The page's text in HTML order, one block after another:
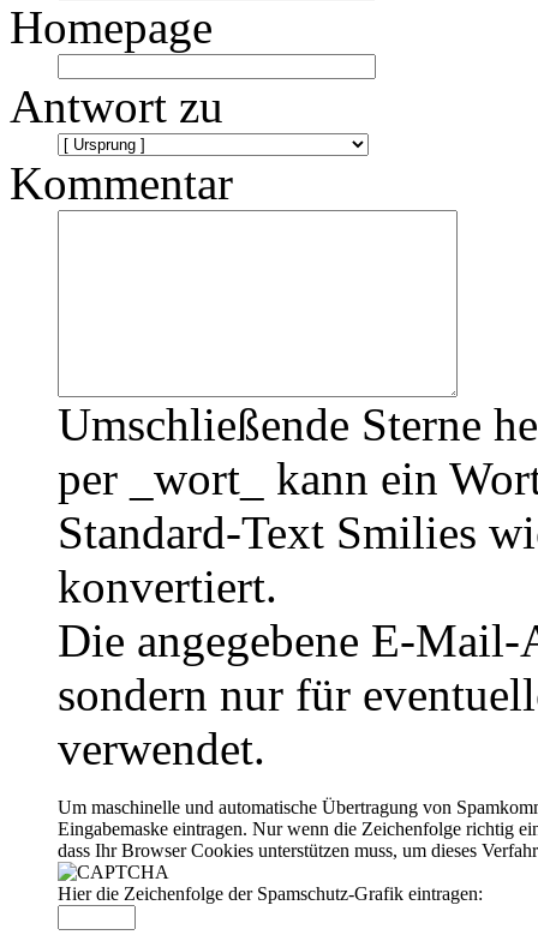
Homepage
Antwort zu
Kommentar
Umschließende Sterne
per _wort_ kann ein
Standard-Text Smilies
konvertiert.
Die angegebene E-
sondern nur für
verwendet.
Um maschinelle und automatische Übertragung von
Eingabemaske eintragen. Nur wenn die Zeichenfolge richtig
dass Ihr Browser Cookies unterstützen muss, um dieses
Hier die Zeichenfolge der Spamschutz-Grafik eintragen: